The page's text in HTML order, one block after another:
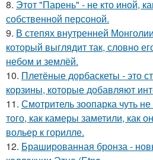
8. Этот "Парень" - не кто иной,
собственной персоной.
9. В степях внутренней
который выглядит так, словно
небом и землёй.
10. Плетёные дорбаскеты - это
корзины, которые добавляют
11. Смотритель зоопарка чуть
того, как камеры заметили, как
вольер к горилле.
12. Брашированная бронза -